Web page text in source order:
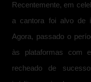
Recentemente, em
a cantora foi alvo de
Agora, passado o
às plataformas com
recheado de